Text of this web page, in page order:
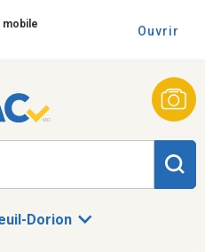
mobile Ouvrir
Dorion